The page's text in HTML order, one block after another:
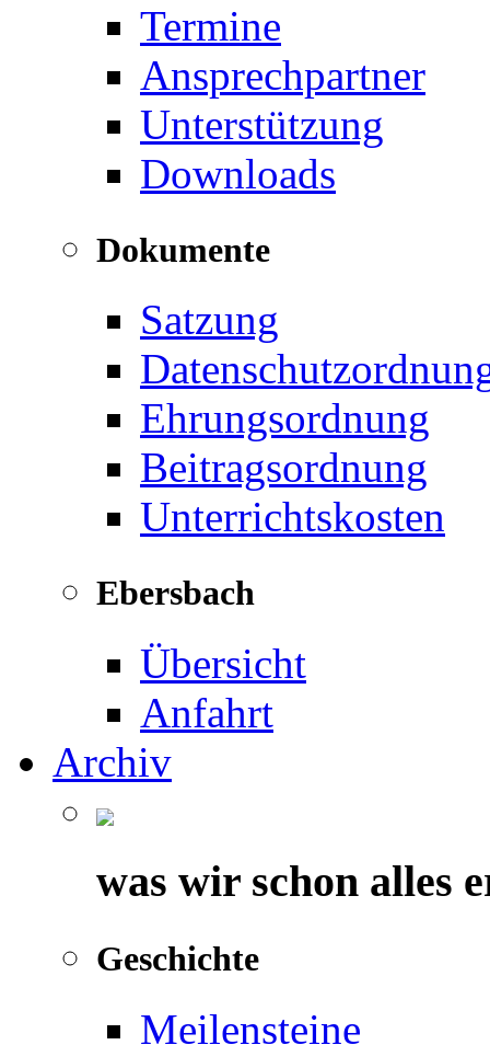
Termine
Ansprechpartner
Unterstützung
Downloads
Dokumente
Satzung
Ehrungsordnung
Beitragsordnung
Unterrichtskosten
Ebersbach
Übersicht
Anfahrt
Archiv
was wir schon alles
Geschichte
Meilensteine